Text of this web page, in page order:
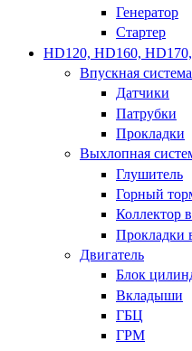
Генератор
Стартер
HD120, HD160,
Впускная система
Датчики
Патрубки
Прокладки
Выхлопная
Глушитель
Горный
Коллектор
Прокладки
Двигатель
Блок
Вкладыши
ГБЦ
ГРМ